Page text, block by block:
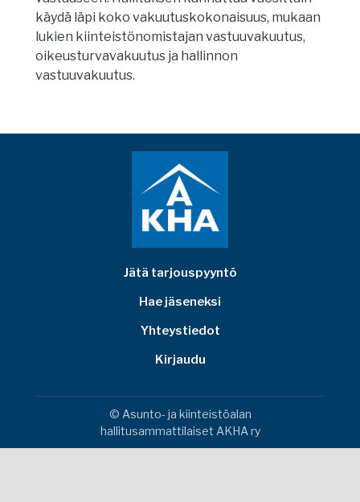
käydä läpi koko vakuutuskokonaisuus, mukaan
lukien kiinteistönomistajan vastuuvakuutus,
oikeusturvavakuutus ja hallinnon
vastuuvakuutus.
Jätä tarjouspyyntö
Hae jäseneksi
Yhteystiedot
Kirjaudu
© Asunto- ja kiinteistöalan
hallitusammattilaiset AKHA ry